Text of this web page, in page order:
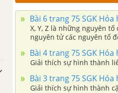
Bài 6 trang 75 SGK Hóa
X, Y, Z là những nguyên
nguyên tử các nguyên tố
Bài 4 trang 75 SGK Hóa
Giải thích sự hình thành
Bài 3 trang 75 SGK Hóa
Giải thích sự hình thành